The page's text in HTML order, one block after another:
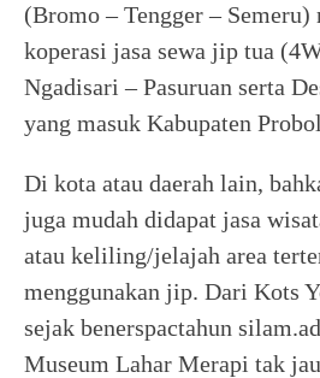
(Bromo – Tengger –
koperasi jasa sewa jip tua
Ngadisari – Pasuruan serta
yang masuk Kabupaten
Di kota atau daerah lain,
juga mudah didapat jasa
atau keliling/jelajah area
menggunakan jip. Dari Kots
sejak benerspactahun
Museum Lahar Merapi tak